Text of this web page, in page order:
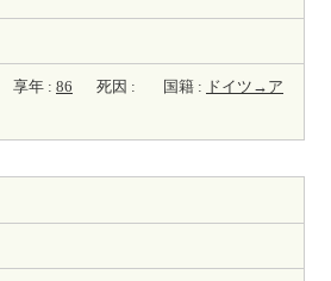
享年 : 86 死因 : 国籍 : ドイツ→ア